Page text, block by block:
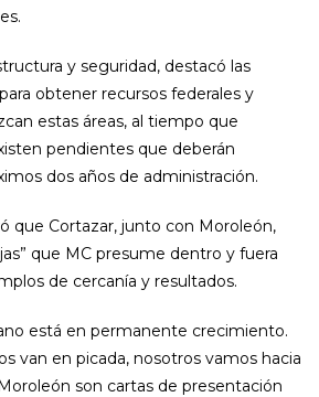
y seguridad, destacó las
obtener recursos federales y
estas áreas, al tiempo que
pendientes que deberán
dos años de administración.
que Cortazar, junto con Moroleón,
que MC presume dentro y fuera
de cercanía y resultados.
está en permanente crecimiento.
van en picada, nosotros vamos hacia
son cartas de presentación